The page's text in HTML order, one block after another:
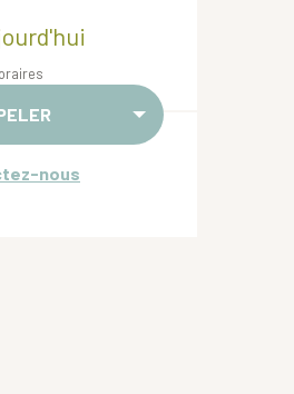
coordonnées
nous